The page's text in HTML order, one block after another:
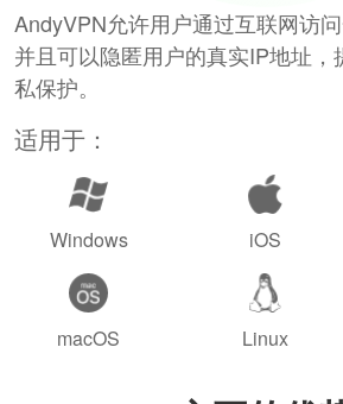
AndyVPN允许用户通过互联网访
并且可以隐匿用户的真实IP地址，
私保护。
适用于：
Windows iOS
macOS Linux